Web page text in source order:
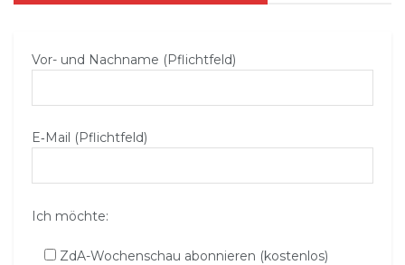
Vor- und Nachname (Pflichtfeld)
E‑Mail (Pflichtfeld)
Ich möchte:
ZdA-Wochenschau abonnieren (kostenlos)